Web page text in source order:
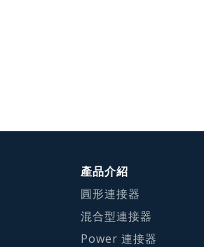
產品介紹
圓形連接器
混合型連接器
Power 連接器